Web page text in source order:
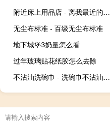
附近床上用品店 - 离我最近的床上用品店
无尘布标准 - 百级无尘布标准
地下城堡3奶量怎么看
过年玻璃贴花纸胶怎么去除
不沾油洗碗巾 - 洗碗巾不沾油骗局